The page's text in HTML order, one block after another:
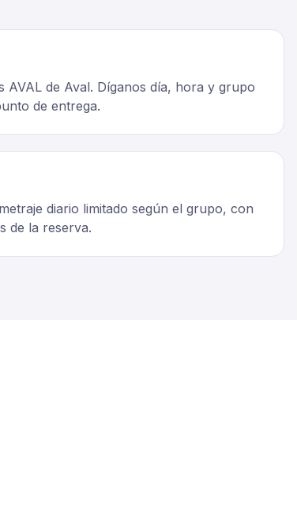
AVAL de Aval. Díganos día, hora y grupo
de entrega.
diario limitado según el grupo, con
de la reserva.